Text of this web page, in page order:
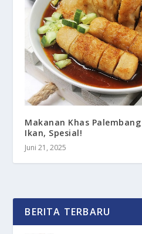
Makanan Khas
Ikan, Spesial!
Juni 21, 2025
BERITA TERBARU